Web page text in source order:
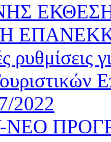
ΕΚΘΕΣΗ
ρυθμίσεις
2022
ΝΕΟ